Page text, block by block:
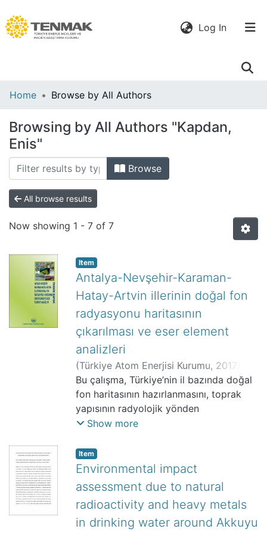
Log In(current)
Communities
All of DSpace
Home Browse by All Authors
Browsing by All Authors "Kapdan,
Enis"
Browse
All browse results
Now showing 1 - 7 of 7
Item
Antalya-Nevşehir-Karaman-
Hatay-Artvin illerinin doğal fon
radyasyonu haritasının
çıkarılması ve eser element
analizleri
(Türkiye Atom Enerjisi Kurumu, 2017
Karahan, Gürsel;Bıyık, Recep;
Bingöldağ, Nesli;Koçak, Mehmet;
Ataksor, Berna;Baş Mor, Hatice
Halim;Yüksel, Ayhan
Bayülgen, Seval
Yusuf Ziya;Kaygun, Aysun;
Özsoy, Ömer ; TAEK-ÇNAEM
Bu çalışma, Türkiye’nin il bazında doğal
fon haritasının hazırlanmasını, toprak
yapısının radyolojik yönden
değerlendirilmesini, içme sularında
edilmesini, toprak ve su örneklerinde
eser ve toksik element analizlerinin
yapılmasını ve ilgili kaynaklardan
toplumun maruz kaldığı yıllık etkin
dozun tespit edilmesini amaçlayan
“Çevresel radyolojik izleme ve
Show more
Item
Environmental impact
assessment due to natural
radioactivity and heavy metals
in drinking water around Akkuyu